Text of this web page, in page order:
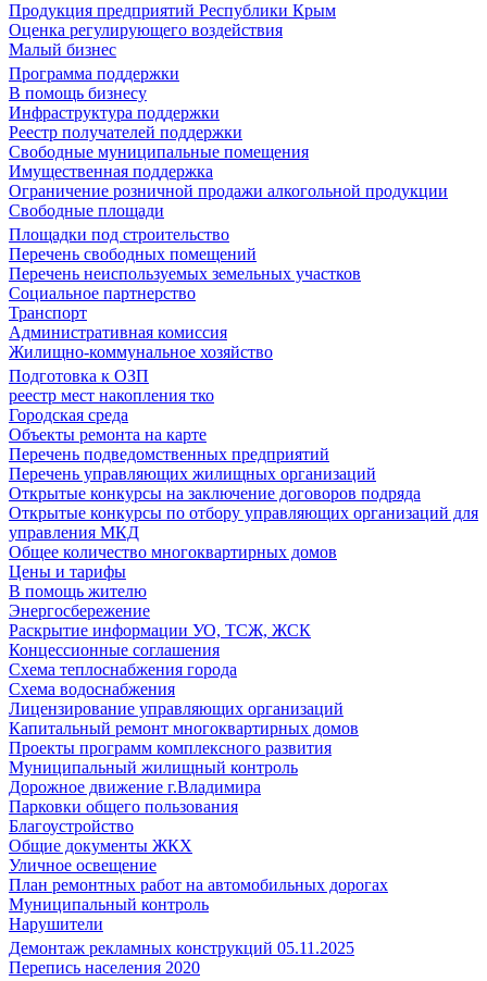
Продукция предприятий Республики Крым
Оценка регулирующего воздействия
Малый бизнес
Программа поддержки
В помощь бизнесу
Инфраструктура поддержки
Реестр получателей поддержки
Свободные муниципальные помещения
Имущественная поддержка
Ограничение розничной продажи алкогольной продукции
Свободные площади
Площадки под строительство
Перечень свободных помещений
Перечень неиспользуемых земельных участков
Социальное партнерство
Транспорт
Административная комиссия
Жилищно-коммунальное хозяйство
Подготовка к ОЗП
реестр мест накопления тко
Городская среда
Объекты ремонта на карте
Перечень подведомственных предприятий
Перечень управляющих жилищных организаций
Открытые конкурсы на заключение договоров подряда
Открытые конкурсы по отбору управляющих организаций для
управления МКД
Общее количество многоквартирных домов
Цены и тарифы
В помощь жителю
Энергосбережение
Раскрытие информации УО, ТСЖ, ЖСК
Концессионные соглашения
Схема теплоснабжения города
Схема водоснабжения
Лицензирование управляющих организаций
Капитальный ремонт многоквартирных домов
Проекты программ комплексного развития
Муниципальный жилищный контроль
Дорожное движение г.Владимира
Парковки общего пользования
Благоустройство
Общие документы ЖКХ
Уличное освещение
План ремонтных работ на автомобильных дорогах
Муниципальный контроль
Нарушители
Демонтаж рекламных конструкций 05.11.2025
Перепись населения 2020